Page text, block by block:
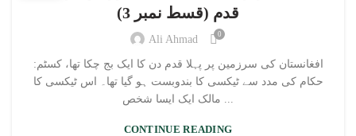
قدم (قسط نمبر 3)
Ali Ahmad 0
:افغانستان کی سرزمین پر پہلا قدم دن کا ایک بج چکا تھا، کسٹم
حکام کی مدد سے ٹیکسی کا بندوبست ہو گیا تھا۔ اس ٹیکسی کا
مالک ایک ایسا شخص ...
CONTINUE READING